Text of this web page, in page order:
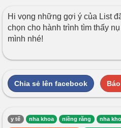
Hi vọng những gợi ý của List
chọn cho hành trình tìm thấy
mình nhé!
Chia sẻ lên facebook
y tế nha khoa niềng răng nha